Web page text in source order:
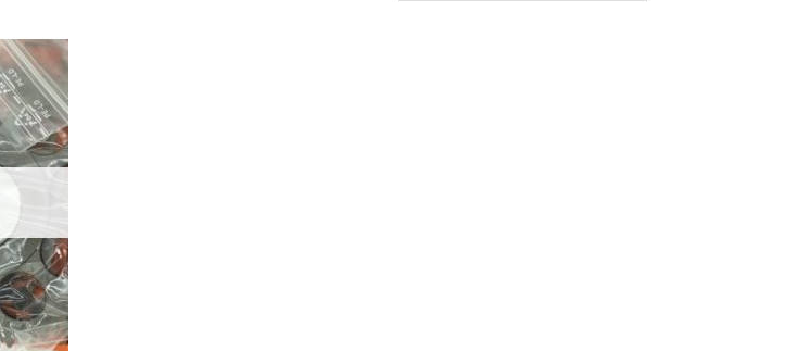
Aggiungi
alla lista
dei
desideri